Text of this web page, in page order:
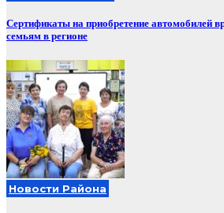
Сертификаты на приобретение автомобилей
семьям в регионе
Новости Района